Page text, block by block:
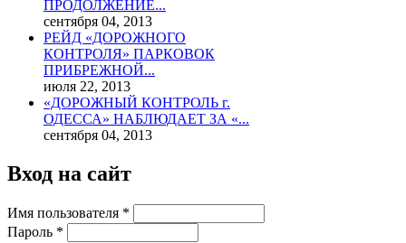
ПРОДОЛЖЕНИЕ...
сентября 04, 2013
РЕЙД «ДОРОЖНОГО
КОНТРОЛЯ» ПАРКОВОК
ПРИБРЕЖНОЙ...
июля 22, 2013
«ДОРОЖНЫЙ КОНТРОЛЬ г.
ОДЕССА» НАБЛЮДАЕТ ЗА «...
сентября 04, 2013
Вход на сайт
Имя пользователя *
Пароль *